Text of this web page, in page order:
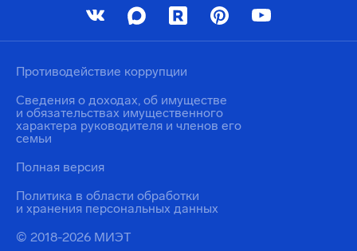
© 2018-2026 МИЭТ
Политика в области обработки
и хранения персональных данных
Противодействие коррупции
Сведения о доходах, об имуществе
и обязательствах имущественного
характера руководителя и членов его
семьи
Полная версия